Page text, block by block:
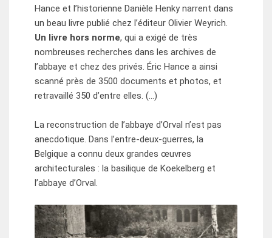
Hance et l’historienne Danièle Henky narrent dans
un beau livre publié chez l’éditeur Olivier Weyrich.
Un livre hors norme, qui a exigé de très
nombreuses recherches dans les archives de
l’abbaye et chez des privés. Éric Hance a ainsi
scanné près de 3500 documents et photos, et
retravaillé 350 d’entre elles. (…)
La reconstruction de l’abbaye d’Orval n’est pas
anecdotique. Dans l’entre-deux-guerres, la
Belgique a connu deux grandes œuvres
architecturales : la basilique de Koekelberg et
l’abbaye d’Orval.